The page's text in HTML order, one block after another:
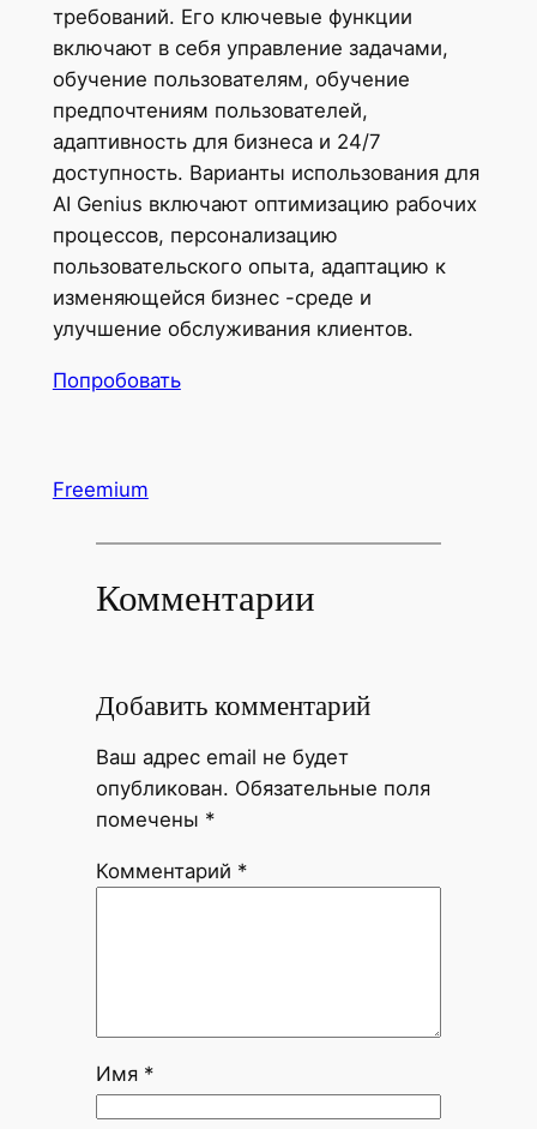
требований. Его ключевые функции
включают в себя управление задачами,
обучение пользователям, обучение
предпочтениям пользователей,
адаптивность для бизнеса и 24/7
доступность. Варианты использования для
AI Genius включают оптимизацию рабочих
процессов, персонализацию
пользовательского опыта, адаптацию к
изменяющейся бизнес -среде и
улучшение обслуживания клиентов.
Попробовать
Freemium
Комментарии
Добавить комментарий
Ваш адрес email не будет
опубликован. Обязательные поля
помечены *
Комментарий *
Имя *